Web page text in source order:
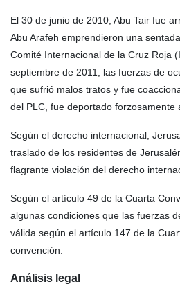
El 30 de junio de 2010, Abu Tair fue
Abu Arafeh emprendieron una
Comité Internacional de la Cruz Roja
septiembre de 2011, las fuerzas de
que sufrió malos tratos y fue
del PLC, fue deportado forzosamente
Según el derecho internacional,
traslado de los residentes de
flagrante violación del derecho
Según el artículo 49 de la Cuarta
algunas condiciones que las fuerzas
válida según el artículo 147 de la
convención.
Análisis legal